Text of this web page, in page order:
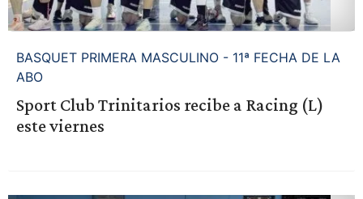
BASQUET PRIMERA MASCULINO - 11ª FECHA DE LA
ABO
Sport Club Trinitarios recibe a Racing (L)
este viernes